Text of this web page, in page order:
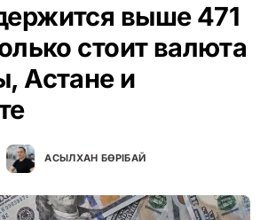
выше 471
стоит валюта
Астане и
АСЫЛХАН БӨРІБАЙ